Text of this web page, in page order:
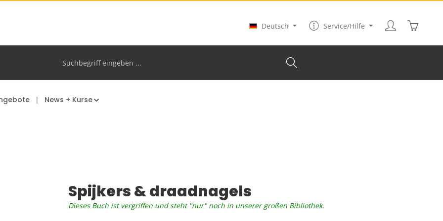
Deutsch
Service/Hilfe
News + Kurse
Spijkers & draadnagels
Dieses Buch ist vergriffen und steht "nur" noch in unserer großen Bibliothek.